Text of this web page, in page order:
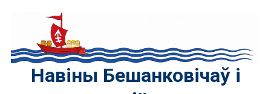
Навіны Бешанковічаў і